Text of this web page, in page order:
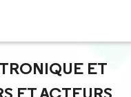
ET
ET ACTEURS